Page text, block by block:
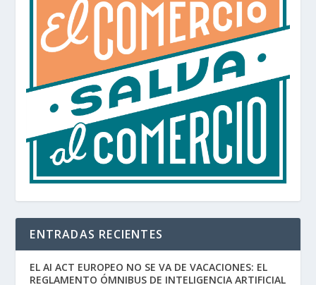
ENTRADAS RECIENTES
EL AI ACT EUROPEO NO SE VA DE VACACIONES: EL
REGLAMENTO ÓMNIBUS DE INTELIGENCIA ARTIFICIAL